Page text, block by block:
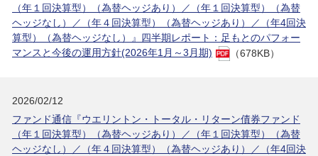
（年１回決算型）（為替ヘッジあり）／（年１回決算型）（為替
ヘッジなし）／（年４回決算型）（為替ヘッジあり）／（年4回決
算型）（為替ヘッジなし）』四半期レポート：足もとのパフォー
マンスと今後の運用方針(2026年1月～3月期)
（678KB）
2026/02/12
ファンド通信『ウエリントン・トータル・リターン債券ファンド
（年１回決算型）（為替ヘッジあり）／（年１回決算型）（為替
ヘッジなし）／（年４回決算型）（為替ヘッジあり）／（年4回決